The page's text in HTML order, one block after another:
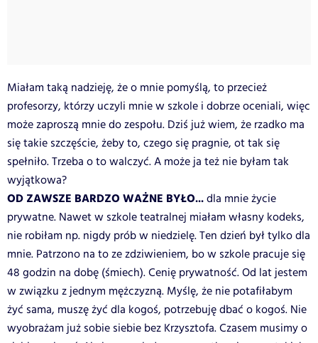
Miałam taką nadzieję, że o mnie pomyślą, to przecież
profesorzy, którzy uczyli mnie w szkole i dobrze oceniali, więc
może zaproszą mnie do zespołu. Dziś już wiem, że rzadko ma
się takie szczęście, żeby to, czego się pragnie, ot tak się
spełniło. Trzeba o to walczyć. A może ja też nie byłam tak
wyjątkowa?
OD ZAWSZE BARDZO WAŻNE BYŁO...dla mnie życie
prywatne. Nawet w szkole teatralnej miałam własny kodeks,
nie robiłam np. nigdy prób w niedzielę. Ten dzień był tylko dla
mnie. Patrzono na to ze zdziwieniem, bo w szkole pracuje się
48 godzin na dobę (śmiech). Cenię prywatność. Od lat jestem
w związku z jednym mężczyzną. Myślę, że nie potafiłabym
żyć sama, muszę żyć dla kogoś, potrzebuję dbać o kogoś. Nie
wyobrażam już sobie siebie bez Krzysztofa. Czasem musimy o